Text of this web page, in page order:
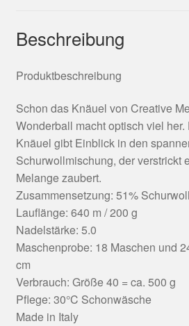
Beschreibung
Produktbeschreibung
Schon das Knäuel von Creative
Wonderball macht optisch viel
Knäuel gibt Einblick in den
Schurwollmischung, der verstrickt
Melange zaubert.
Zusammensetzung: 51%
Lauflänge: 640 m / 200 g
Nadelstärke: 5.0
Maschenprobe: 18 Maschen und
cm
Verbrauch: Größe 40 = ca. 500 g
Pflege: 30°C Schonwäsche
Made in Italy